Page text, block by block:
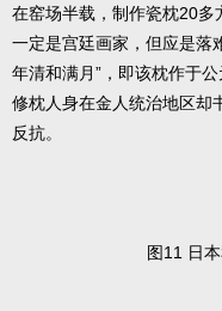
在窑场半载，制作瓷枕20多
一定是宫廷画家，但应是落
年清和满月”，即该枕作于
修枕人身在金人统治地区却
反抗。
图11 日